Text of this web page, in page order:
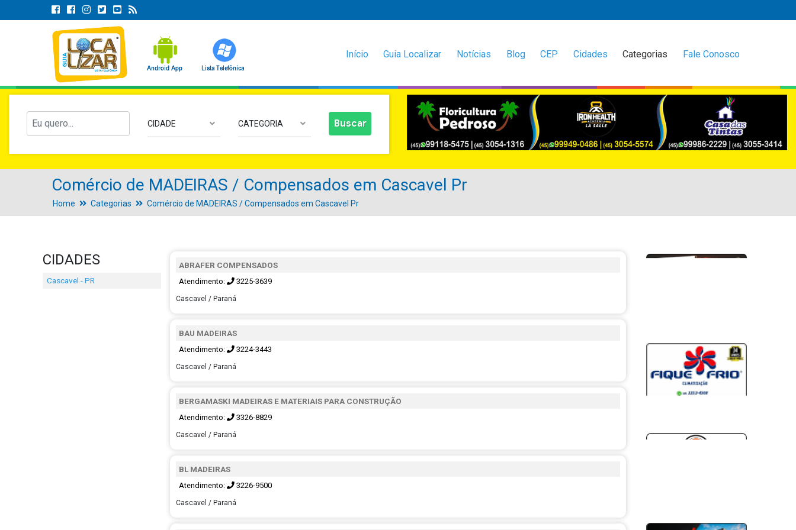
Início Guia Localizar Notícias Blog CEP Cidades Categorias Fale Conosco
CIDADE CATEGORIA
Comércio de MADEIRAS / Compensados em Cascavel Pr
Home Categorias Comércio de MADEIRAS / Compensados em Cascavel Pr
CIDADES
Cascavel - PR
ABRAFER COMPENSADOS
Atendimento: 3225-3639
Cascavel / Paraná
BAU MADEIRAS
Atendimento: 3224-3443
Cascavel / Paraná
BERGAMASKI MADEIRAS E MATERIAIS PARA CONSTRUÇÃO
Atendimento: 3326-8829
Cascavel / Paraná
BL MADEIRAS
Atendimento: 3226-9500
Cascavel / Paraná